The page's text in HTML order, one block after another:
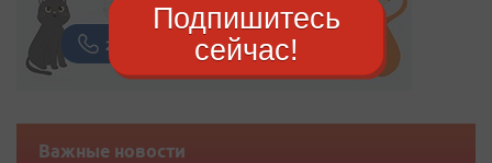
Важные новости
Подпишитесь
сейчас!